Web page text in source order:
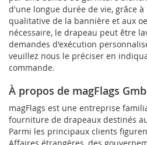
d'une longue durée de vie, grâce
qualitative de la bannière et aux
nécessaire, le drapeau peut être
demandes d'exécution
veuillez nous le préciser en
commande.
À propos de magFlags
magFlags est une entreprise
fourniture de drapeaux destinés
Parmi les principaux clients
Affaires étrangères, des